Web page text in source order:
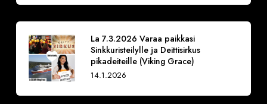
La 7.3.2026 Varaa paikkasi
Sinkkuristeilylle ja Deittisirkus
pikadeiteille (Viking Grace)
14.1.2026